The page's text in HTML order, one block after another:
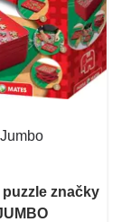
Jumbo
značky